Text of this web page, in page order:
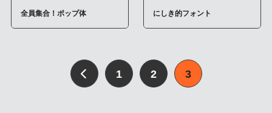
全員集合！ポップ体 にしき的フォント
1 2 3